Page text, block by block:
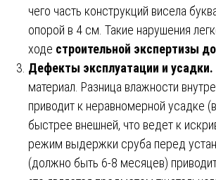
чего часть конструкций висела
опорой в 4 см. Такие нарушения
ходе строительной экспертизы
Дефекты эксплуатации и усадки.
материал. Разница влажности
приводит к неравномерной усадке
быстрее внешней, что ведет к
режим выдержки сруба перед
(должно быть 6-8 месяцев)